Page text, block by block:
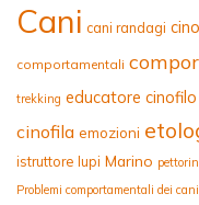
Cani cani randagi
comportamentali
trekking educatore cinofilo
cinofila emozioni
istruttore lupi Marino
Problemi comportamentali dei cani